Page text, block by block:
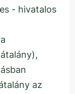
- hivatalos
az